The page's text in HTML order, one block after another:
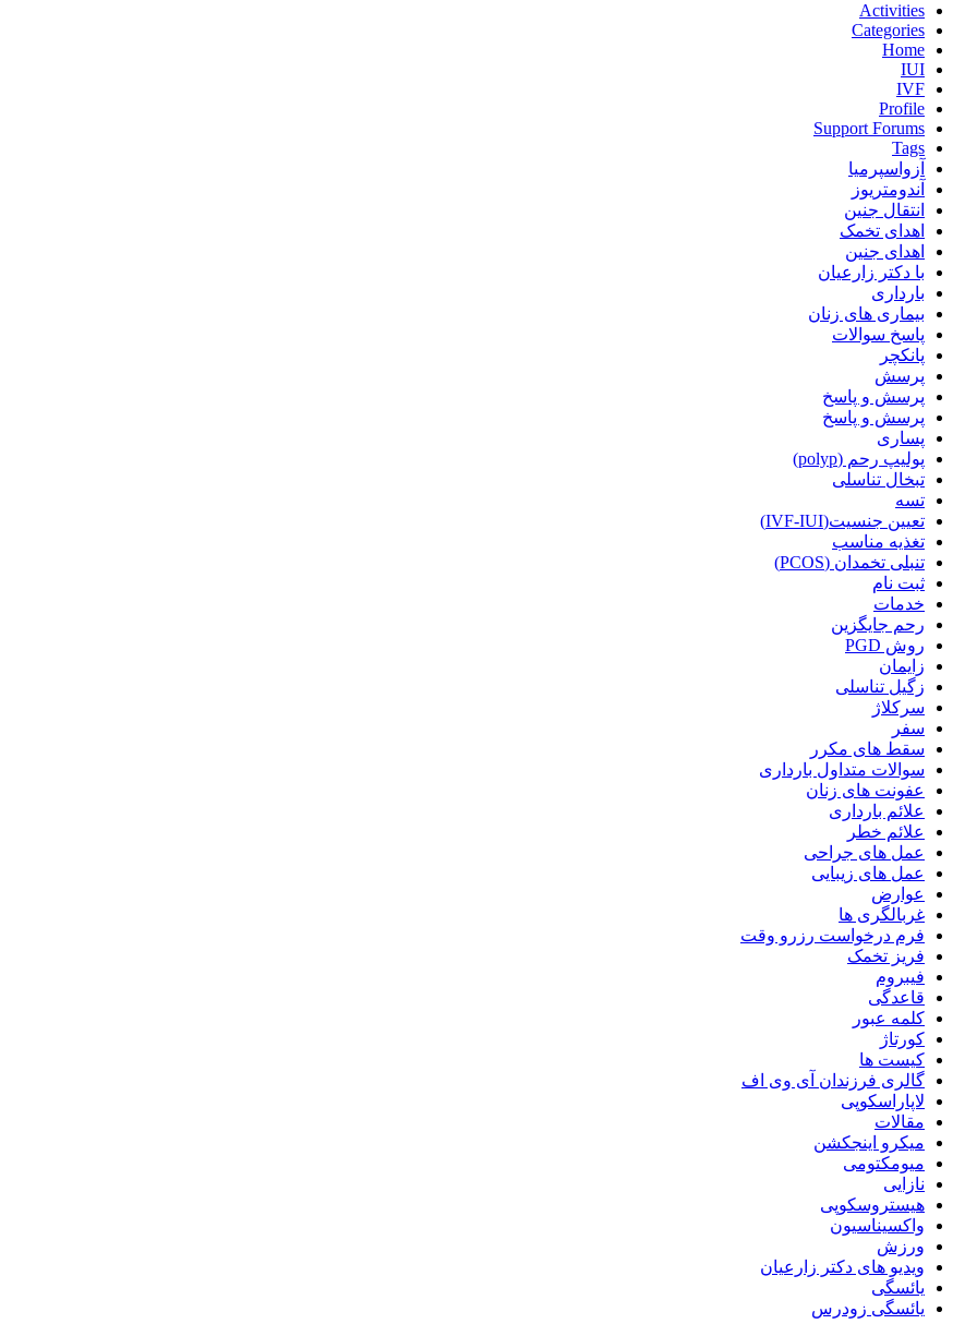
Activities
Categories
Home
IUI
IVF
Profile
Support Forums
Tags
آزواسپرمیا
آندومتریوز
انتقال جنین
اهدای تخمک
اهدای جنین
با دکتر زارعیان
بارداری
بیماری های زنان
پاسخ سوالات
پانکچر
پرسش
پرسش و پاسخ
پرسش و پاسخ
پساری
پولیپ رحم (polyp)
تبخال تناسلی
تسه
تعیین جنسیت(IVF-IUI)
تغذیه مناسب
تنبلی تخمدان (PCOS)
ثبت نام
خدمات
رحم جایگزین
روش PGD
زایمان
زگیل تناسلی
سرکلاژ
سفر
سقط های مکرر
سوالات متداول بارداری
عفونت های زنان
علائم بارداری
علائم خطر
عمل های جراحی
عمل های زیبایی
عوارض
غربالگری ها
فرم درخواست رزرو وقت
فریز تخمک
فیبروم
قاعدگی
کلمه عبور
کورتاژ
کیست ها
گالری فرزندان آی وی اف
لاپاراسکوپی
مقالات
میکرو اینجکشن
میومکتومی
نازایی
هیستروسکوپی
واکسیناسیون
ورزش
ویدیو های دکتر زارعیان
یائسگی
یائسگی زودرس